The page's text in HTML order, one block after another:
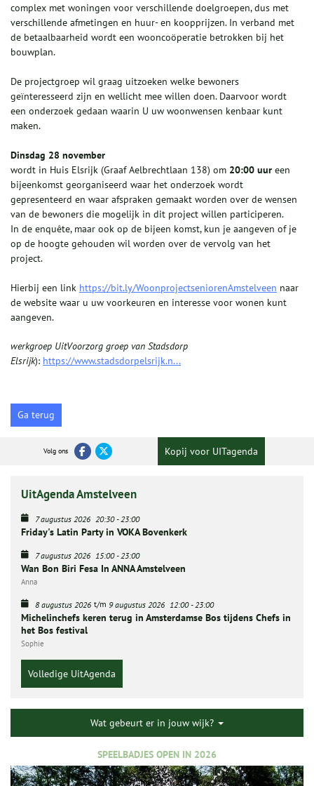
complex met woningen voor verschillende doelgroepen, dus met
verschillende afmetingen en huur- en koopprijzen. In verband met
de betaalbaarheid wordt een wooncoöperatie betrokken bij het
bouwplan.
De projectgroep wil graag uitzoeken welke bewoners
geïnteresseerd zijn en wellicht mee willen doen. Daarvoor wordt
een onderzoek gedaan waarin U uw woonwensen kenbaar kunt
maken.
Dinsdag 28 november
wordt in Huis Elsrijk (Graaf Aelbrechtlaan 138) om 20:00 uur een
bijeenkomst georganiseerd waar het onderzoek wordt
gepresenteerd en waar afspraken gemaakt worden over de wensen
van de bewoners die mogelijk in dit project willen participeren.
In de enquête, maar ook op de bijeen komst, kun je aangeven of je
op de hoogte gehouden wil worden over de vervolg van het
project.
Hierbij een link https://bit.ly/WoonprojectseniorenAmstelveen naar
de website waar u uw voorkeuren en interesse voor wonen kunt
aangeven.
werkgroep UitVoorzorg groep van Stadsdorp
Elsrijk): https://www.stadsdorpelsrijk.n...
Ga terug
Volg ons Kopij voor UITagenda
UitAgenda Amstelveen
7 augustus 2026 20:30- 23:00
Friday's Latin Party in VOKA Bovenkerk
7 augustus 2026 15:00- 23:00
Wan Bon Biri Fesa In ANNA Amstelveen
Anna
8 augustus 2026 t/m 9 augustus 2026 12:00- 23:00
Michelinchefs keren terug in Amsterdamse Bos tijdens Chefs in
het Bos festival
Sophie
Volledige UitAgenda
Wat gebeurt er in jouw wijk?
SPEELBADJES OPEN IN 2026